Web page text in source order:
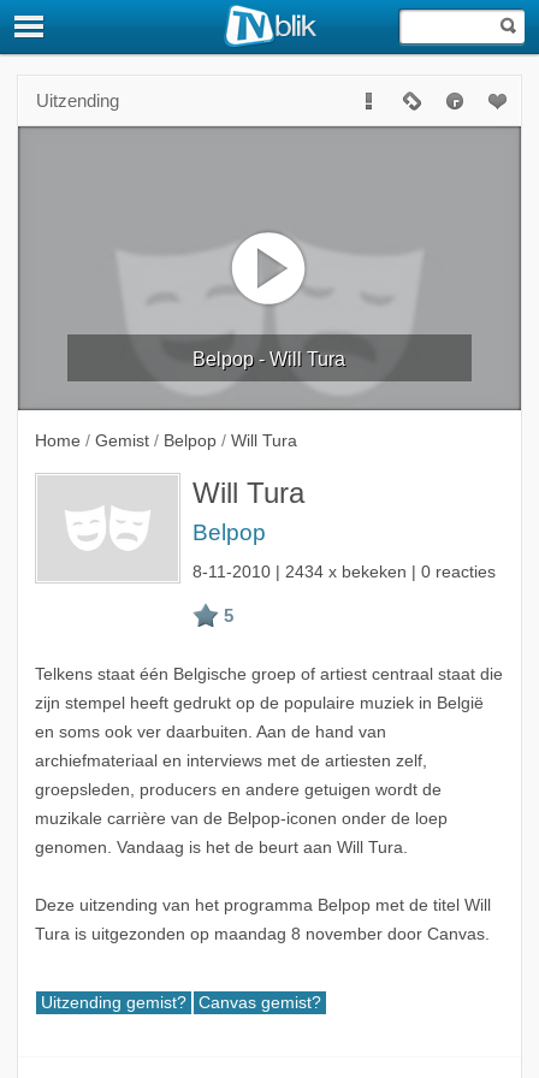
Uitzending
Belpop - Will Tura
Home / Gemist / Belpop / Will Tura
Will Tura
Belpop
8-11-2010| 2434 x bekeken | 0 reacties
Telkens staat één Belgische groep of artiest centraal staat die
zijn stempel heeft gedrukt op de populaire muziek in België
en soms ook ver daarbuiten. Aan de hand van
archiefmateriaal en interviews met de artiesten zelf,
groepsleden, producers en andere getuigen wordt de
muzikale carrière van de Belpop-iconen onder de loep
genomen. Vandaag is het de beurt aan Will Tura.
Deze uitzending van het programma Belpop met de titel Will
Tura is uitgezonden op maandag 8 november door Canvas.
Uitzending gemist? Canvas gemist?